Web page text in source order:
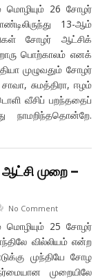
மொழியும் 26 சோழர்
13-ஆம்
சோழர் ஆட்சிக்
பொற்காலம் எனக்
முழுவதும் சோழர்
சுமத்திரா, ஈழம்
வீசிப் பறந்ததைப்
நாமறிந்ததொன்றே.
ஆட்சி முறை –
No Comment
மொழியும் 25 சோழர்
வில்லியம் என்ற
முந்தியே சோழ
முறையிலே